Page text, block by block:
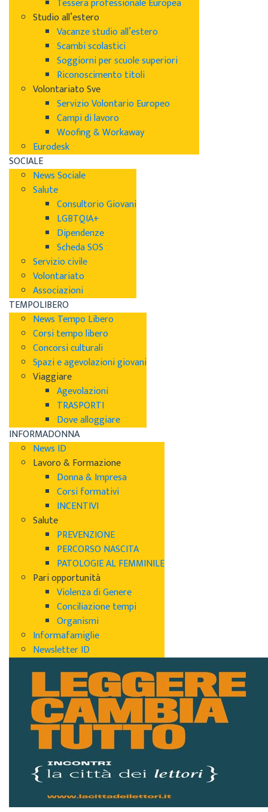
Tessera professionale Europea
Studio all’estero
Vacanze studio all’estero
Scambi scolastici
Soggiorni per scuole superiori
Riconoscimento titoli
Volontariato Sve
Servizio Volontario Europeo
Campi di lavoro
Woofing & Workaway
Eurodesk
SOCIALE
News Sociale
Salute
Consultorio Giovani
LGBTQIA+
Dipendenze
Scheda SOS
Servizio civile
Volontariato
Associazioni
TEMPOLIBERO
News Tempo Libero
Corsi tempo libero
Concorsi culturali
Spazi e agevolazioni giovani
Viaggiare
Agevolazioni
TRASPORTI
Dove alloggiare
INFORMADONNA
News ID
Lavoro & Formazione
Donna & Impresa
Corsi formativi
INCENTIVI
Salute
PREVENZIONE
PERCORSO NASCITA
PATOLOGIE AL FEMMINILE
Pari opportunità
Violenza di Genere
Conciliazione tempi
Organismi
Informafamiglie
Newsletter ID